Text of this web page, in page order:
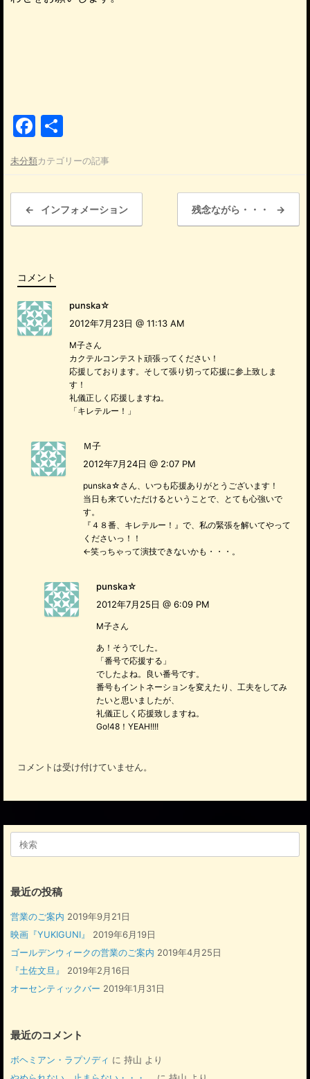
F
c
e
b
k
未分類カテゴリーの記事
投稿ナビゲーション
← インフォメーション 残念ながら・・・ →
コメント
punska☆
2012年7月23日 @ 11:13 AM
M子さん
カクテルコンテスト頑張ってください！
応援しております。そして張り切って応援に参上致しま
す！
礼儀正しく応援しますね。
「キレテルー！」
Ｍ子
2012年7月24日 @ 2:07 PM
punska☆さん、いつも応援ありがとうございます！
当日も来ていただけるということで、とても心強いで
す。
『４８番、キレテルー！』で、私の緊張を解いてやって
くださいっ！！
←笑っちゃって演技できないかも・・・。
punska☆
2012年7月25日 @ 6:09 PM
M子さん
あ！そうでした。
「番号で応援する」
でしたよね。良い番号です。
番号もイントネーションを変えたり、工夫をしてみ
たいと思いましたが、
礼儀正しく応援致しますね。
Go!48！YEAH!!!!
コメントは受け付けていません。
最近の投稿
営業のご案内 2019年9月21日
映画『YUKIGUNI』
2019年6月19日
ゴールデンウィークの営業のご案内 2019年4月25日
『土佐文旦』
2019年2月16日
オーセンティックバー 2019年1月31日
最近のコメント
ボヘミアン・ラプソディ に 持山 より